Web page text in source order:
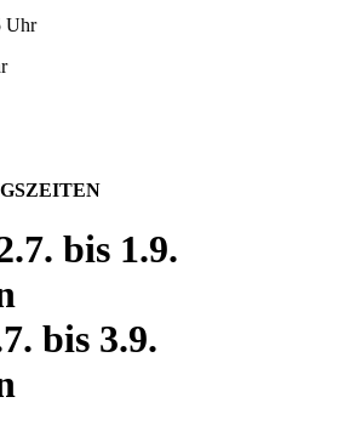
Uhr
bis 1.9.
bis 3.9.